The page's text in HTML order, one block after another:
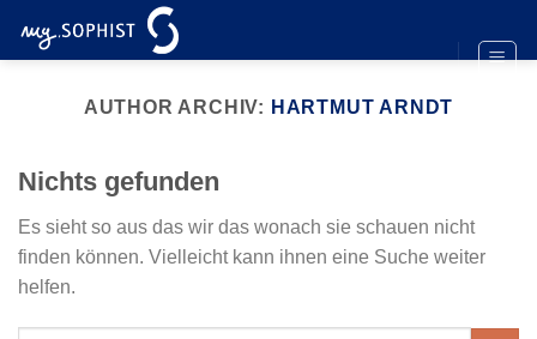
Inhalt
AUTHOR ARCHIV: HARTMUT ARNDT
Nichts gefunden
Es sieht so aus das wir das wonach sie schauen nicht
finden können. Vielleicht kann ihnen eine Suche weiter
helfen.